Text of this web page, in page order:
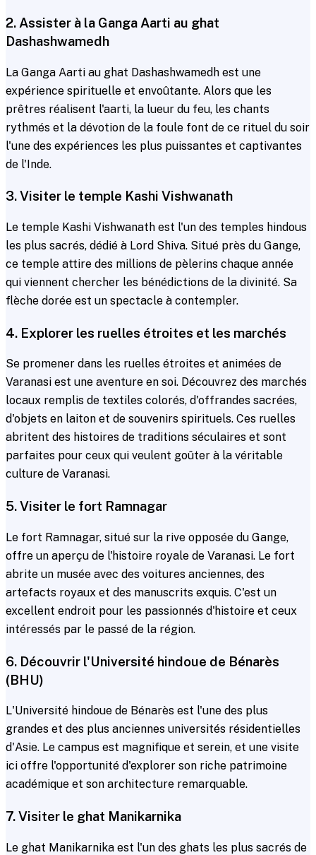
2. Assister à la Ganga Aarti au ghat
Dashashwamedh
La Ganga Aarti au ghat Dashashwamedh est une
expérience spirituelle et envoûtante. Alors que les
prêtres réalisent l'aarti, la lueur du feu, les chants
rythmés et la dévotion de la foule font de ce rituel du soir
l'une des expériences les plus puissantes et captivantes
de l'Inde.
3. Visiter le temple Kashi Vishwanath
Le temple Kashi Vishwanath est l'un des temples hindous
les plus sacrés, dédié à Lord Shiva. Situé près du Gange,
ce temple attire des millions de pèlerins chaque année
qui viennent chercher les bénédictions de la divinité. Sa
flèche dorée est un spectacle à contempler.
4. Explorer les ruelles étroites et les marchés
Se promener dans les ruelles étroites et animées de
Varanasi est une aventure en soi. Découvrez des marchés
locaux remplis de textiles colorés, d'offrandes sacrées,
d'objets en laiton et de souvenirs spirituels. Ces ruelles
abritent des histoires de traditions séculaires et sont
parfaites pour ceux qui veulent goûter à la véritable
culture de Varanasi.
5. Visiter le fort Ramnagar
Le fort Ramnagar, situé sur la rive opposée du Gange,
offre un aperçu de l'histoire royale de Varanasi. Le fort
abrite un musée avec des voitures anciennes, des
artefacts royaux et des manuscrits exquis. C'est un
excellent endroit pour les passionnés d'histoire et ceux
intéressés par le passé de la région.
6. Découvrir l'Université hindoue de Bénarès
(BHU)
L'Université hindoue de Bénarès est l'une des plus
grandes et des plus anciennes universités résidentielles
d'Asie. Le campus est magnifique et serein, et une visite
ici offre l'opportunité d'explorer son riche patrimoine
académique et son architecture remarquable.
7. Visiter le ghat Manikarnika
Le ghat Manikarnika est l'un des ghats les plus sacrés de